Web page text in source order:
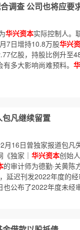
调查 公司也将应要
华兴资本实际控制人。
7日增持10.8万股华兴
亿股，持股比例升至
有多大影响尚难预料。
包凡继续留置
16日曾独家报道包凡
独家｜ 华兴资本创始
的审计师为德勤·关黄陈
延迟刊发2022年度的
也公布了2022年度未